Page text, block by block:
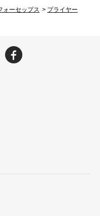
ォーセップス > プライヤー